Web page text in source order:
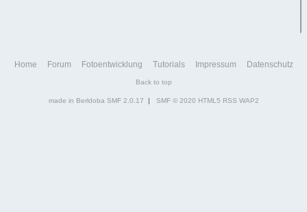
Home Forum Fotoentwicklung Tutorials Impressum Datenschutz
Back to top
made in Berldoba SMF 2.0.17 | SMF © 2020 HTML5 RSS WAP2